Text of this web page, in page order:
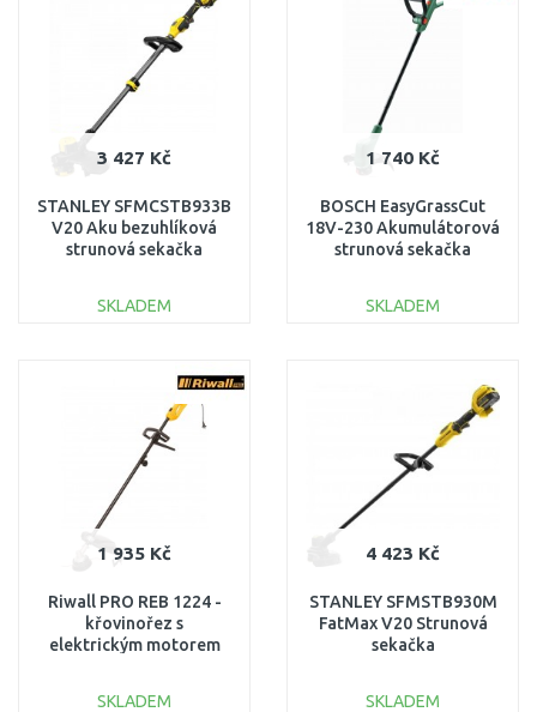
Porovnat
3 427 Kč
STANLEY SFMCSTB933B
V20 Aku bezuhlíková
strunová sekačka
SKLADEM
Porovnat
1 740 Kč
BOSCH EasyGrassCut
18V-230 Akumulátorová
strunová sekačka
SKLADEM
1 935 Kč
Riwall PRO REB 1224 -
křovinořez s
elektrickým motorem
SKLADEM
4 423 Kč
STANLEY SFMSTB930M
FatMax V20 Strunová
sekačka
SKLADEM